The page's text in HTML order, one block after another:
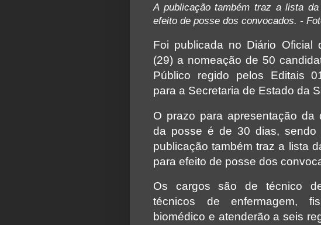
A publicação também traz a lista
efeito de posse dos convocados. -
Foi publicada no Diário Oficial
(29) a nomeação de 50
Público regido pelos Editais
para a Secretaria de Estado da
O prazo para apresentação da
da posse é de 30 dias, sendo
publicação também traz a lista
para efeito de posse dos
Os cargos são de técnico de
técnicos de enfermagem,
biomédico e atenderão a seis